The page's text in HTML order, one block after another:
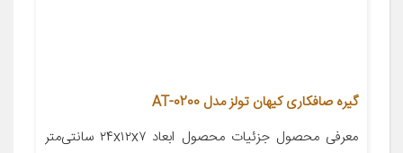
گیره صافکاری کیهان تولز مدل AT-0200
معرفی محصول جزئیات محصول ابعاد ۲۴x۱۲x۷ سانتی‌متر